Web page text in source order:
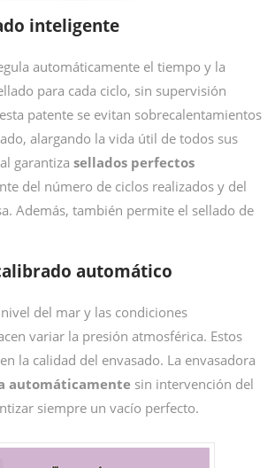
inteligente
automáticamente el tiempo y la
para cada ciclo, sin supervisión
patente se evitan sobrecalentamientos
alargando la vida útil de todos sus
garantiza sellados perfectos
del número de ciclos realizados y del
Además, también permite el sellado de
automático
del mar y las condiciones
variar la presión atmosférica. Estos
la calidad del envasado. La envasadora
automáticamente sin intervención del
siempre un vacío perfecto.